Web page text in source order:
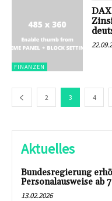
FINANZEN
2 3 4
Aktuelles
Bundesregierung
Personalausweise ab
13.02.2026